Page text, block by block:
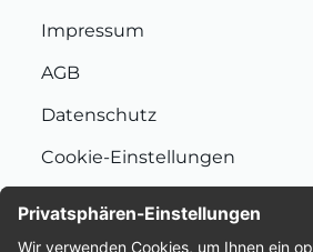
Impressum
AGB
Datenschutz
Cookie-Einstellungen